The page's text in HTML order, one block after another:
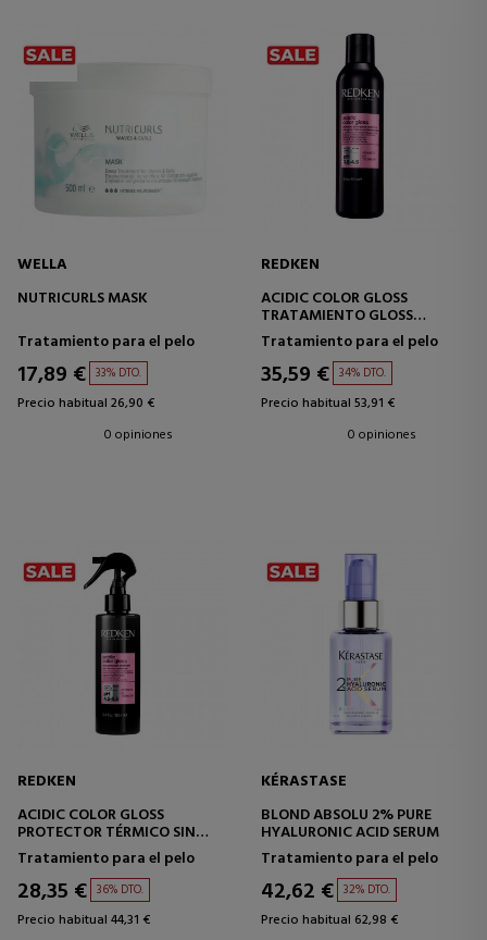
WELLA
NUTRICURLS MASK
Tratamiento para el pelo
17,89 € 33% DTO.
Precio habitual 26,90 €
0 opiniones
REDKEN
ACIDIC COLOR GLOSS
TRATAMIENTO GLOSS
PROFESIONAL
Tratamiento para el pelo
35,59 € 34% DTO.
Precio habitual 53,91 €
0 opiniones
REDKEN
ACIDIC COLOR GLOSS
PROTECTOR TÉRMICO SIN
ACLARADO
Tratamiento para el pelo
28,35 € 36% DTO.
Precio habitual 44,31 €
KÉRASTASE
BLOND ABSOLU 2% PURE
HYALURONIC ACID SERUM
Tratamiento para el pelo
42,62 € 32% DTO.
Precio habitual 62,98 €